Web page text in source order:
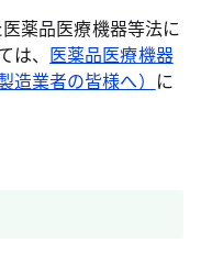
薬品医療機器等法に
、 医薬品医療機器
業者の皆様へ） に